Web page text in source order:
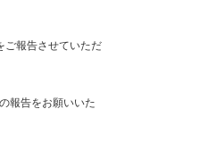
ご報告させていただ
報告をお願いいた